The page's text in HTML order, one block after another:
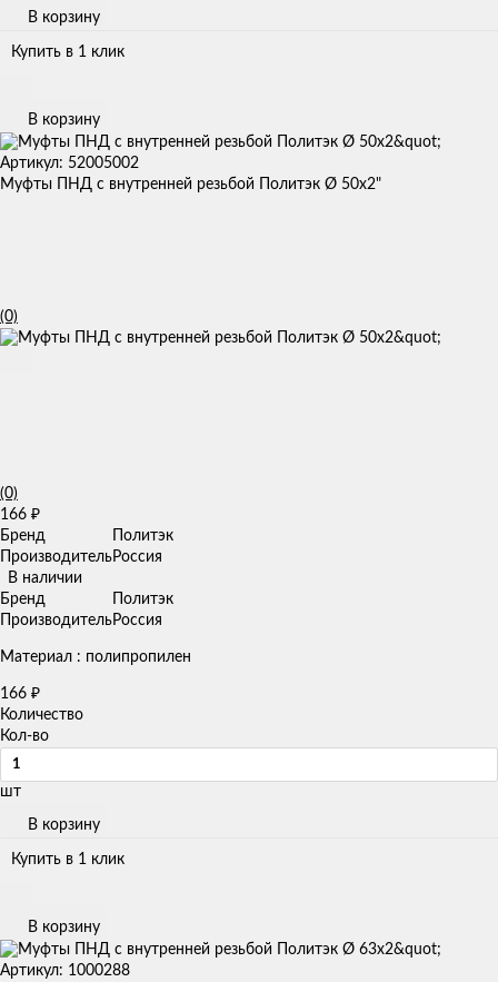
В корзину
Купить в 1 клик
В корзину
Артикул: 52005002
Муфты ПНД с внутренней резьбой Политэк Ø 50x2"
(0)
(0)
166 ₽
Бренд
Политэк
ПроизводительРоссия
В наличии
Бренд
Политэк
ПроизводительРоссия
Материал : полипропилен
166 ₽
Количество
Кол-во
шт
В корзину
Купить в 1 клик
В корзину
Артикул: 1000288